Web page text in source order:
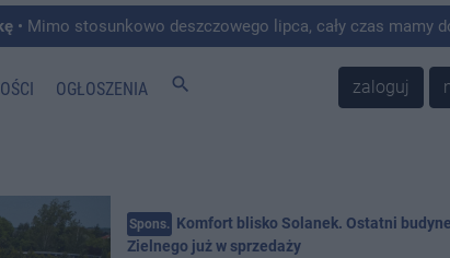
• Mimo stosunkowo deszczowego lipca, cały czas mamy do czynienia z suszą. W Solankach z tego powodu wyłączono fontannę, będzie też dolewanie wody do
OGŁOSZENIA search zaloguj
Spons. Komfort blisko Solanek. Ostatni
Zielnego już w sprzedaży